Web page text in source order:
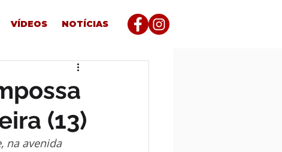
VÍDEOS NOTÍCIAS
(13)
na avenida